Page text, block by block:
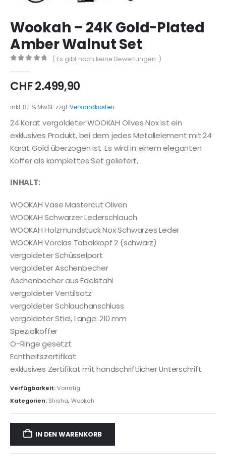
Wookah – 24K Gold-Plated
Amber Walnut Set
( Es gibt noch keine Bewertungen. )
CHF2.499,90
inkl. 8,1 % MwSt. zzgl.Versandkosten
24 Karat vergoldeter WOOKAH Olives Nox ist ein
exklusives Produkt, bei dem jedes Metallelement mit 24
Karat Gold überzogen ist. Es wird in einem eleganten
Koffer als komplettes Set geliefert,
INHALT:
WOOKAH Vase Mastercut Oliven
WOOKAH Schwarzer Lederschlauch
WOOKAH Holzmundstück Nox Schwarzes Leder
WOOKAH Vorclas Tabakkopf 2 (schwarz)
vergoldeter Schüsselport
vergoldeter Aschenbecher
Aschenbecher aus Edelstahl
vergoldeter Ventilsatz
vergoldeter Schlauchanschluss
vergoldeter Stiel, Länge: 210 mm
Spezialkoffer
O-Ringe gesetzt
Echtheitszertifikat
exklusives Zertifikat mit handschriftlicher Unterschrift
Verfügbarkeit:Vorrätig
Kategorien: Shisha,Wookah
IN DEN WARENKORB